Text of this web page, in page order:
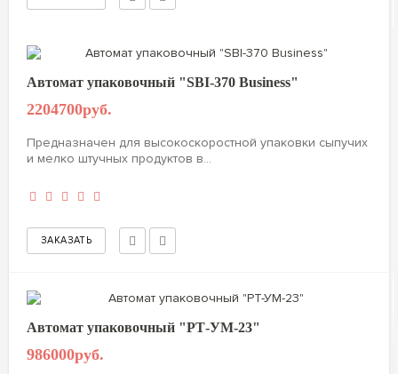
Автомат упаковочный "SBI-370 Business"
2204700руб.
Предназначен для высокоскоростной упаковки сыпучих
и мелко штучных продуктов в...
Автомат упаковочный "РТ-УМ-23"
986000руб.